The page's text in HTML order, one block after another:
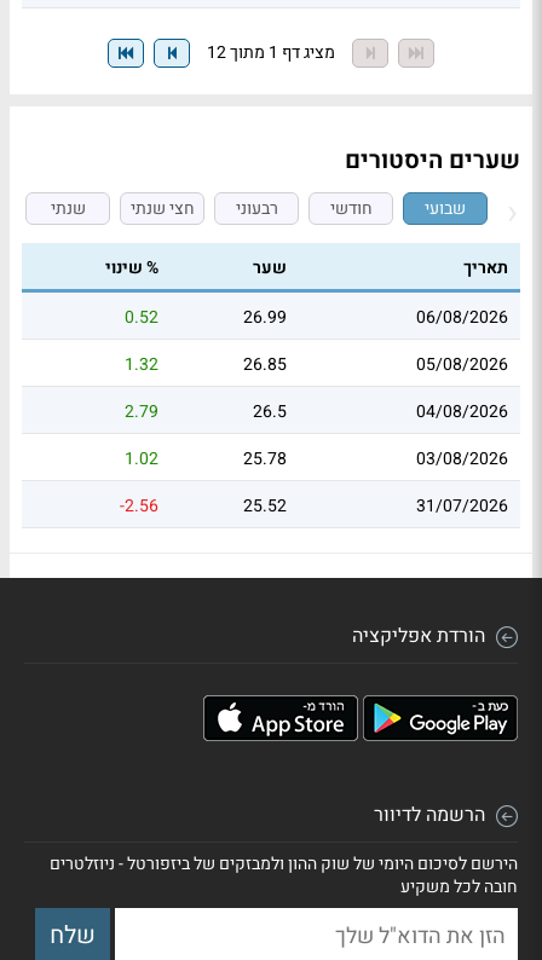
מציג דף 1 מתוך 12
שערים היסטורים
שבועי חודשי רבעוני חצי שנתי שנתי
תאריך שער
% שינוי
06/08/2026
26.99
0.52
05/08/2026
26.85
1.32
04/08/2026
26.5
2.79
03/08/2026
25.78
1.02
31/07/2026
25.52
-2.56
הורדת אפליקציה
הרשמה לדיוור
הירשם לסיכום היומי של שוק ההון ולמבזקים של ביזפורטל - ניוזלטרים
חובה לכל משקיע